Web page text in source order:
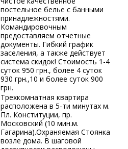
постельное белье с банными
принадлежностями.
Командировочным
предоставляем отчетные
документы. Гибкий график
заселения, а также действует
система скидок! Стоимость 1-4
суток 950 грн., более 4 суток
930 грн.,10 и более суток 900
грн.
Трехкомнатная квартира
расположена в 5-ти минутах м.
Пл. Конституции, пр.
Московский (10 мин.м.
Гагарина).Охраняемая Стоянка
возле дома. В шаговой